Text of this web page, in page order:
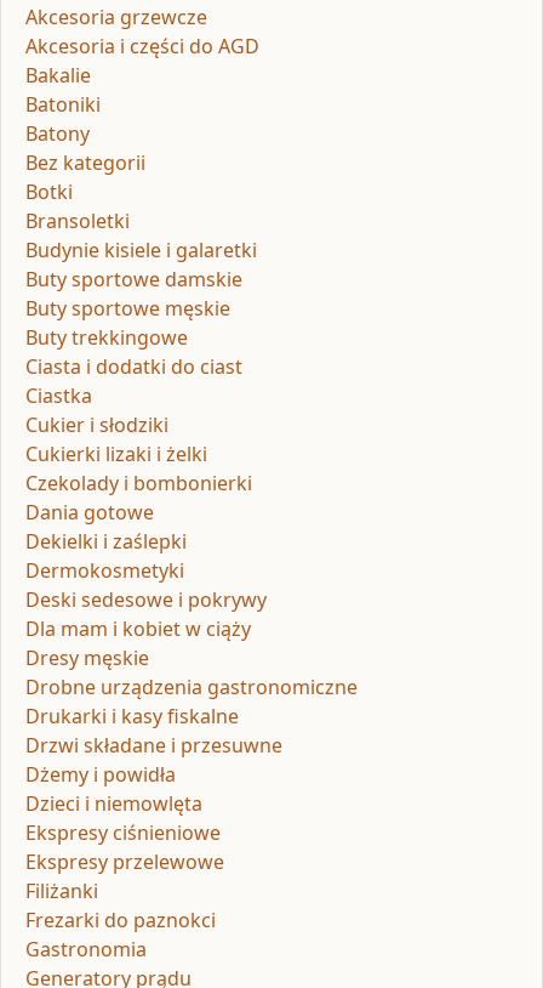
Akcesoria grzewcze
Akcesoria i części do AGD
Bakalie
Batoniki
Batony
Bez kategorii
Botki
Bransoletki
Budynie kisiele i galaretki
Buty sportowe damskie
Buty sportowe męskie
Buty trekkingowe
Ciasta i dodatki do ciast
Ciastka
Cukier i słodziki
Cukierki lizaki i żelki
Czekolady i bombonierki
Dania gotowe
Dekielki i zaślepki
Dermokosmetyki
Deski sedesowe i pokrywy
Dla mam i kobiet w ciąży
Dresy męskie
Drobne urządzenia gastronomiczne
Drukarki i kasy fiskalne
Drzwi składane i przesuwne
Dżemy i powidła
Dzieci i niemowlęta
Ekspresy ciśnieniowe
Ekspresy przelewowe
Filiżanki
Frezarki do paznokci
Gastronomia
Generatory prądu